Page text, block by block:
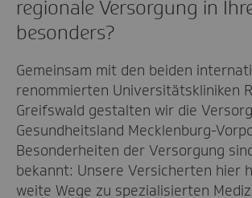
regionale Versorgung in
besonders?
Gemeinsam mit den beiden
renommierten Universitätskliniken
Greifswald gestalten wir die
Gesundheitsland Mecklenburg-
Besonderheiten der Versorgung
bekannt: Unsere Versicherten hier
weite Wege zu spezialisierten